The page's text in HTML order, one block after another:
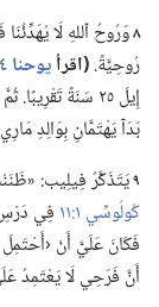
٨وَرُوحُ ٱللهِ لَا
رُوحِيَّةً.‏‏(‏اقرأيوحنا ١٤:‏٢٦،‏ ٢٧
بَدَآ يَهْتَمَّانِ بِوَالِدِ
٩يَتَذَكَّرُ فِيلِيب:‏
كُولُوسِّي ١:‏١١
فِي
فَكَانَ عَلَيَّ أَنْ ‹أَحْتَمِلَ
أَنَّ فَرَحِي لَا يَعْتَمِدُ